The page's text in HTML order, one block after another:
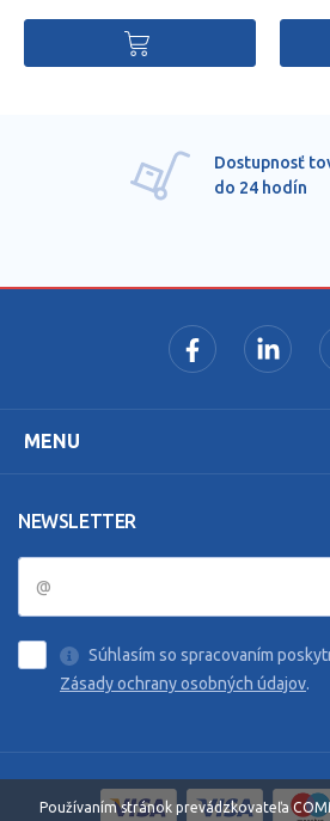
Pre každú
technické
MENU
NEWSLETTER
Súhlasím so spracovaním
Zásady ochrany osobných údajov.
Používaním stránok prevádzkovateľa